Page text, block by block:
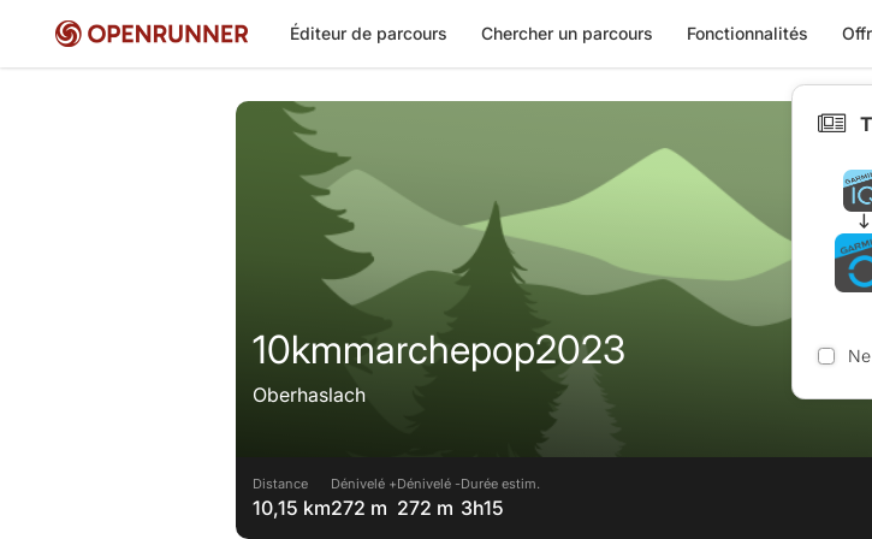
Éditeur de parcours Chercher un parcours Fonctionnalités
10kmmarchepop2023
Oberhaslach
Distance
10,15 km
Dénivelé +
272 m
Dénivelé -
272 m
Durée estim.
3h15